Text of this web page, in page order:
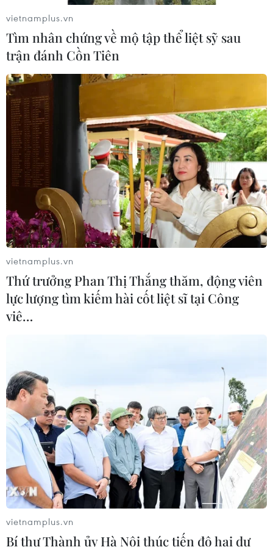
Lở đất tại Philippines khiến ít nhất 4
người thiệt mạng
06/08/2026 15:06
Trung Quốc thử nghiệm tuyến tàu
cao tốc xuyên vùng đất đóng băng
vĩnh cửu
06/08/2026 12:35
Trung Quốc vận hành giàn phát điện
gió nổi đầu tiên chịu được bão cấp 17
Hàn Quốc xác nhận Triều Tiên
phóng ít nhất 1 tên lửa đạn đạo tầm
Quân đội Hàn Quốc thông báo Triều
Tiên phóng vật thể chưa xác định
06/08/2026 08:31
Dấu mốc quan trọng trong quan hệ
Việt Nam-Australia
06/08/2026 08:29
vietnamplus.vn
Tìm nhân chứng về mộ tập thể liệt sỹ sau
trận đánh Cồn Tiên
vietnamplus.vn
Thứ trưởng Phan Thị Thắng thăm, động viên
lực lượng tìm kiếm hài cốt liệt sĩ tại Công
viê…
vietnamplus.vn
Bí thư Thành ủy Hà Nội thúc tiến độ hai dự